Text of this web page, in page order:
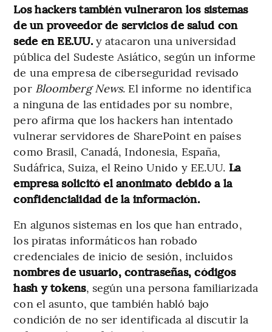
Los hackers también vulneraron los sistemas
de un proveedor de servicios de salud con
sede en EE.UU. y atacaron una universidad
pública del Sudeste Asiático, según un informe
de una empresa de ciberseguridad revisado
por Bloomberg News. El informe no identifica
a ninguna de las entidades por su nombre,
pero afirma que los hackers han intentado
vulnerar servidores de SharePoint en países
como Brasil, Canadá, Indonesia, España,
Sudáfrica, Suiza, el Reino Unido y EE.UU. La
empresa solicitó el anonimato debido a la
confidencialidad de la información.
En algunos sistemas en los que han entrado,
los piratas informáticos han robado
credenciales de inicio de sesión, incluidos
nombres de usuario, contraseñas, códigos
hash y tokens, según una persona familiarizada
con el asunto, que también habló bajo
condición de no ser identificada al discutir la